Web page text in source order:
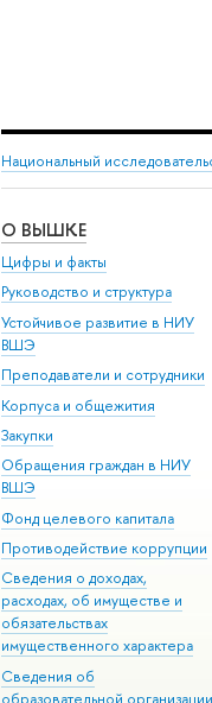
Национальный
О ВЫШКЕ
Цифры и факты
Руководство и структура
Устойчивое развитие в НИУ
ВШЭ
Преподаватели и сотрудники
Корпуса и общежития
Закупки
Обращения граждан в НИУ
ВШЭ
Фонд целевого капитала
Противодействие коррупции
Сведения о доходах,
расходах, об имуществе и
обязательствах
имущественного характера
Сведения об
образовательной организации